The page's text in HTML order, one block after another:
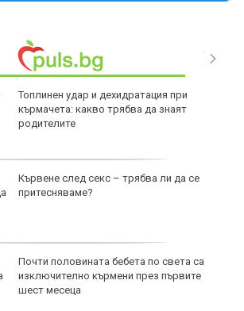
Топлинен удар и дехидратация при
кърмачета: какво трябва да знаят
родителите
Кървене след секс – трябва ли да се
притесняваме?
Почти половината бебета по света са
изключително кърмени през първите
шест месеца